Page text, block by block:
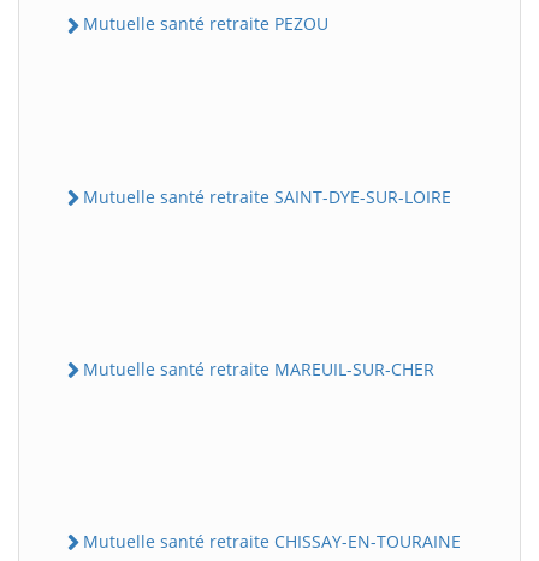
Mutuelle santé retraite PEZOU
Mutuelle santé retraite SAINT-DYE-SUR-LOIRE
Mutuelle santé retraite MAREUIL-SUR-CHER
Mutuelle santé retraite CHISSAY-EN-TOURAINE